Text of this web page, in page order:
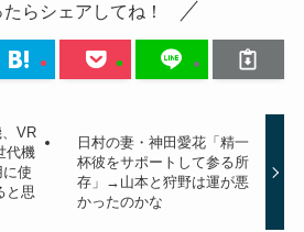
たらシェアしてね！
VR
代機
使
と思
日村の妻・神田愛花「精一
杯彼をサポートして参る所
存」→山本と狩野は運が悪
かったのかな